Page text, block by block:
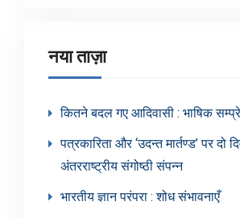
नया ताज़ा
कितने बदल गए आदिवासी : भाषिक
पत्रकारिता और ‘उदन्त मार्तण्ड’ पर दो
अंतरराष्ट्रीय संगोष्ठी संपन्न
भारतीय ज्ञान परंपरा : शोध संभावनाएँ